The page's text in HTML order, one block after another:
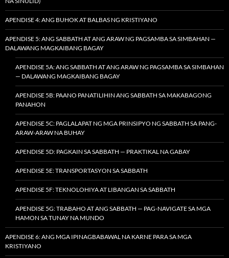
APENDISE 4: ANG BUHOK AT BALBAS NG KRISTIYANO
APENDISE 5: ANG SABBATH AT ANG ARAW NG PAGSAMBA SA SIMBAHAN —
DALAWANG MAGKAIBANG BAGAY
APENDISE 5A: ANG SABBATH AT ANG ARAW NG PAGSAMBA SA SIMBAHAN
— DALAWANG MAGKAIBANG BAGAY
APENDISE 5B: PAANO PANATILIHIN ANG SABBATH SA MAKABAGONG
PANAHON
APENDISE 5C: PAGLALAPAT NG MGA PRINSIPYO NG SABBATH SA PANG-
ARAW-ARAW NA BUHAY
APENDISE 5D: PAGKAIN SA SABBATH — PRAKTIKAL NA GABAY
APENDISE 5E: TRANSPORTASYON SA SABBATH
APENDISE 5F: TEKNOLOHIYA AT LIBANGAN SA SABBATH
APENDISE 5G: TRABAHO AT ANG SABBATH — PAG-NAVIGATE SA MGA
HAMON SA TUNAY NA MUNDO
APENDISE 6: ANG MGA IPINAGBABAWAL NA KARNE PARA SA MGA
KRISTIYANO